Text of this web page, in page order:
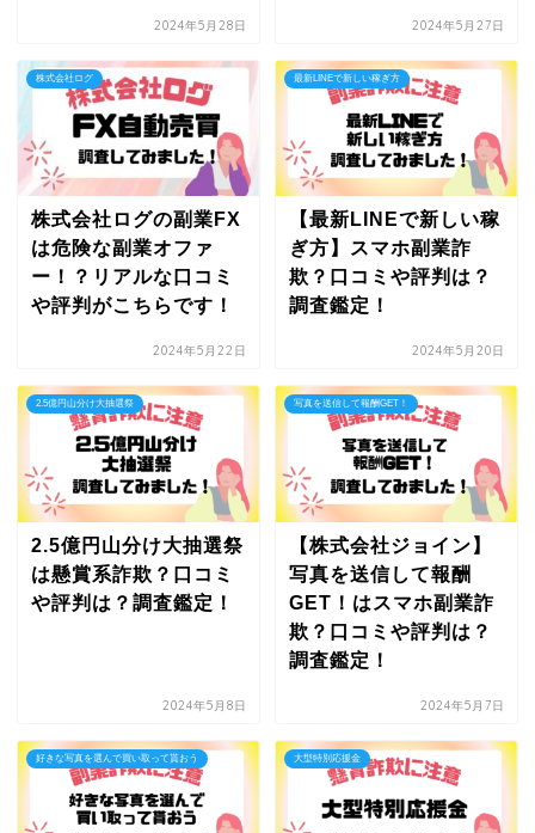
2024年5月28日 2024年5月27日
株式会社ログ
株式会社ログの副業FX
は危険な副業オファ
ー！？リアルな口コミ
や評判がこちらです！
2024年5月22日
最新LINEで新しい稼ぎ方
【最新LINEで新しい稼
ぎ方】スマホ副業詐
欺？口コミや評判は？
調査鑑定！
2024年5月20日
2.5億円山分け大抽選祭
2.5億円山分け大抽選祭
は懸賞系詐欺？口コミ
や評判は？調査鑑定！
2024年5月8日
写真を送信して報酬GET！
【株式会社ジョイン】
写真を送信して報酬
GET！はスマホ副業詐
欺？口コミや評判は？
調査鑑定！
2024年5月7日
好きな写真を選んで買い取って貰おう 大型特別応援金